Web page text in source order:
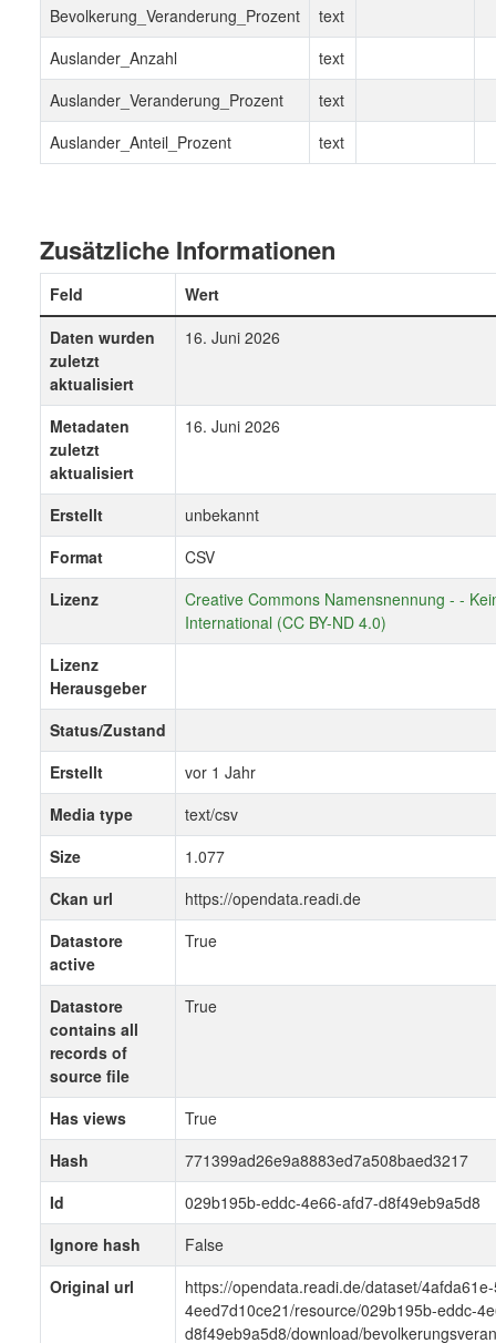
Bevolkerung_Veranderung_Prozent
text
Auslander_Anzahl
text
Auslander_Veranderung_Prozent
text
Auslander_Anteil_Prozent
text
Zusätzliche Informationen
Feld
Wert
Daten wurden
zuletzt
aktualisiert
16. Juni 2026
Metadaten
zuletzt
aktualisiert
16. Juni 2026
Erstellt
unbekannt
Format
CSV
Lizenz
Creative Commons Namensnennung - -
International (CC BY-ND 4.0)
Lizenz
Herausgeber
Status/Zustand
Erstellt
vor 1 Jahr
Media type
text/csv
Size
1.077
Ckan url
https://opendata.readi.de
Datastore
active
True
Datastore
contains all
records of
source file
True
Has views
True
Hash
771399ad26e9a8883ed7a508baed3217
Id
029b195b-eddc-4e66-afd7-d8f49eb9a5d8
Ignore hash
False
Original url
https://opendata.readi.de/dataset/
4eed7d10ce21/resource/029b195b-eddc-
d8f49eb9a5d8/download/